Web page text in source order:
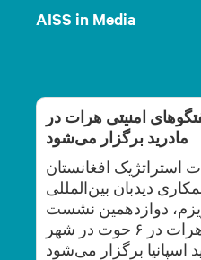
AISS in Media
امنیتی هرات در
مادرید برگزار می‌شود
استراتژیک افغانستان
دیدبان بین‌المللی
دوازدهمین نشست
گفتگوهای امنیتی هرات در ۶ حوت در شهر